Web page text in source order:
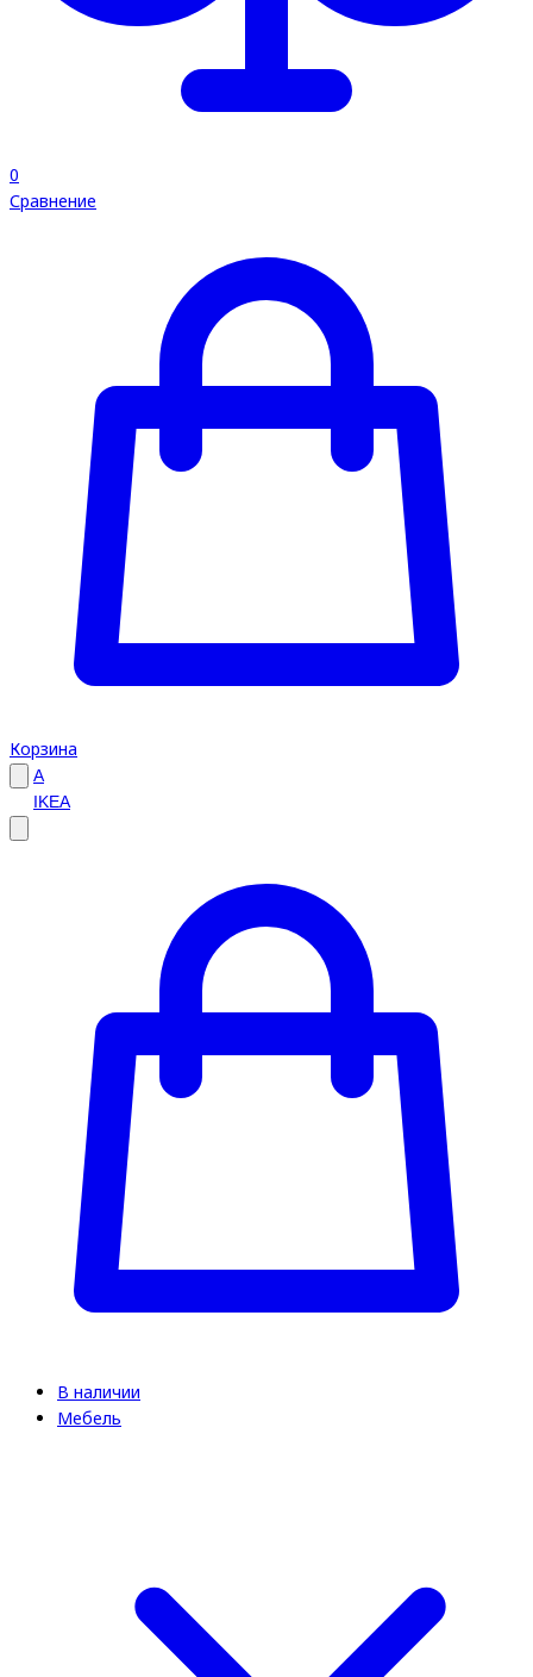
0
Сравнение
Корзина
A
IKEA
В наличии
Мебель